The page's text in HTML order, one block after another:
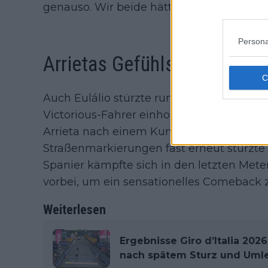
genauso. Wir beide hätten den Sieg
Arrietas Gefühlsachterbahn
Auch Eulálio stürzte rund 6 Kilometer
Victorious-Fahrer einholte. Doch alles
Arrieta nach einem Kurvenfehler
Straßenmarkierungen fast erneut
Spanier kämpfte sich in den letzten
vorbei, um ein sensationelles Comeback
Weiterlesen
Ergebnisse Giro d’Italia
nach spätem Sturz und